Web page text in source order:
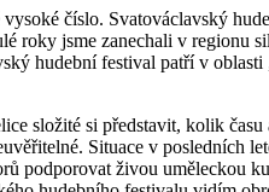
číslo. Svatováclavský
roky jsme zanechali v regionu
hudební festival patří v
složité si představit, kolik
Situace v posledních
podporovat živou uměleckou